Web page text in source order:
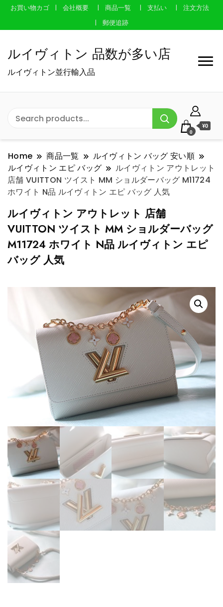
お買い物カゴ 会社概要 商品一覧 支払い
注文方法
郵便追跡
ルイヴィトン 品数が多い店
ルイヴィトン並行輸入品
0
¥0
Home 商品一覧
ルイヴィトン バッグ 安い順
ルイヴィトン エピ バッグ
ルイヴィトン アウトレット
店舗 VUITTON ツイスト MM ショルダーバッグ M11724
ホワイト N品 ルイヴィトン エピ バッグ 人気
ルイヴィトン アウトレット 店舗
VUITTON ツイスト MM ショルダーバッグ
M11724 ホワイト N品 ルイヴィトン エピ
バッグ 人気